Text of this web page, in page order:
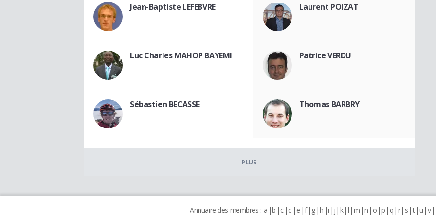
Jean-Baptiste LEFEBVRE Laurent POIZAT
Luc Charles MAHOP BAYEMI Patrice VERDU
Sébastien BECASSE Thomas BARBRY
PLUS
Annuaire des membres : a b c d e f g h i j k l m n o p q r s t u v